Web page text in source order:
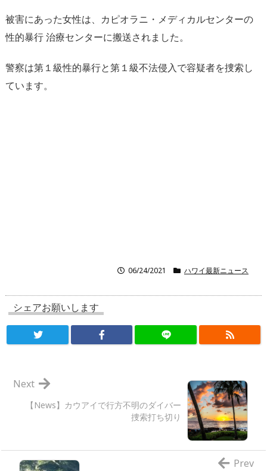
被害にあった女性は、カピオラニ・メディカルセンターの
性的暴行 治療センターに搬送されました。
警察は第１級性的暴行と第１級不法侵入で容疑者を捜索し
ています。
06/24/2021 ハワイ最新ニュース
シェアお願いします
【News】カウアイで行方不明のダイバー
捜索打ち切り
Next
Prev